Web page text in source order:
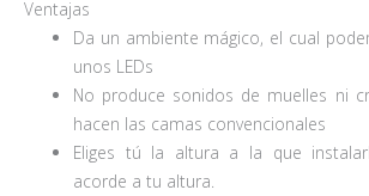
Ventajas
Da un ambiente mágico, el cual
unos LEDs
No produce sonidos de muelles ni
hacen las camas convencionales
Eliges tú la altura a la que
acorde a tu altura.